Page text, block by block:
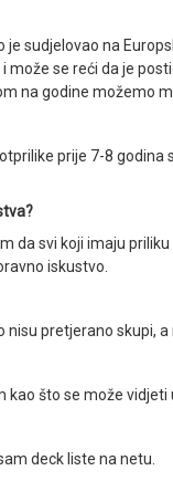
je sudjelovao na
može se reći da je
na godine možemo
prije 7-8
da svi koji imaju
iskustvo.
pretjerano skupi,
kao što se može
deck liste na netu.